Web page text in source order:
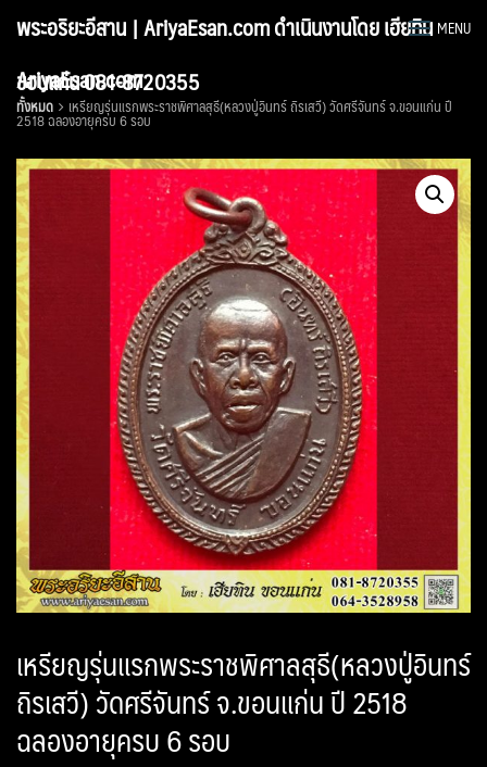
พระอริยะอีสาน | AriyaEsan.com ดำเนินงานโดย เฮียทิน
ขอนแก่น 081-8720355
MENU
AriyaEsan.com
ทั้งหมด เหรียญรุ่นแรกพระราชพิศาลสุธี(หลวงปู่อินทร์ ถิรเสวี) วัดศรีจันทร์ จ.ขอนแก่น ปี
2518 ฉลองอายุครบ 6 รอบ
เหรียญรุ่นแรกพระราชพิศาลสุธี(หลวงปู่อินทร์
ถิรเสวี) วัดศรีจันทร์ จ.ขอนแก่น ปี 2518
ฉลองอายุครบ 6 รอบ